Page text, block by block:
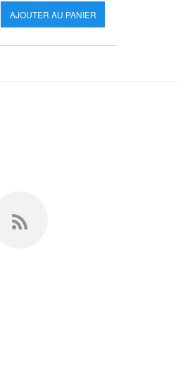
AJOUTER AU PANIER